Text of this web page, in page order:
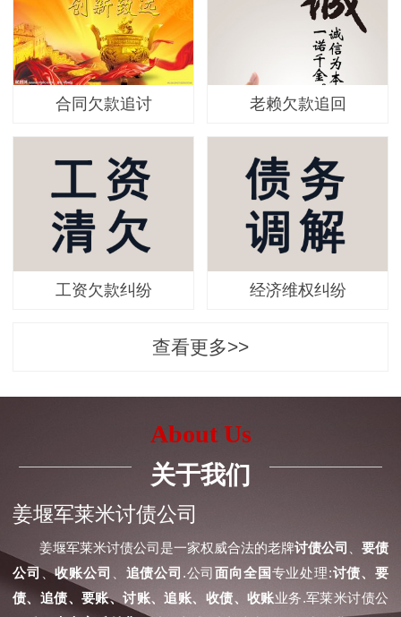
合同欠款追讨 老赖欠款追回
工资欠款纠纷 经济维权纠纷
查看更多>>
About Us
关于我们
姜堰军莱米讨债公司
姜堰军莱米讨债公司是一家权威合法的老牌讨债公司
要债
公司、收账公司 追债公司 .公司面向全国专业处理:讨债、要
债、追债、要账、讨账、追账、收债、收账业务.军莱米讨债公